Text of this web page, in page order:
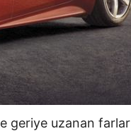
geriye uzanan farlar